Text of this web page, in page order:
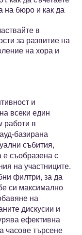
на бюро и как да
в
за развитие на
на хора и
и
всеки един
работи в
базирана
събития,
съобразена с
на участниците.
филтри, за да
си максимално
на
дискусии и
ефективна
часове търсене